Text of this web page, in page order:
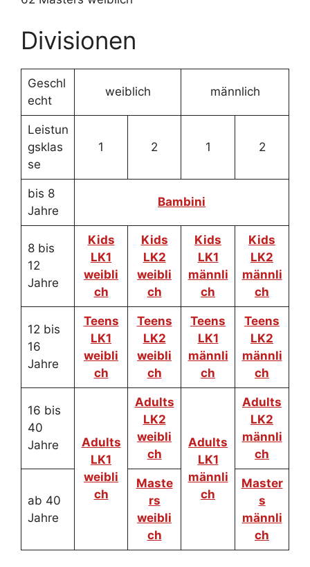
Divisionen
Geschl
echt
weiblich männlich
Leistun
gsklas
se
1 2 1 2
bis 8
Jahre
Bambini
8 bis
12
Jahre
Kids
LK1
weibli
ch
Kids
LK2
weibli
ch
Kids
LK1
männli
ch
Kids
LK2
männli
ch
12 bis
16
Jahre
Teens
LK1
weibli
ch
Teens
LK2
weibli
ch
Teens
LK1
männli
ch
Teens
LK2
männli
ch
16 bis
40
Jahre
Adults
LK1
weibli
ch
Adults
LK2
weibli
ch
Adults
LK1
männli
ch
Adults
LK2
männli
ch
ab 40
Jahre
Maste
rs
weibli
ch
Master
s
männli
ch